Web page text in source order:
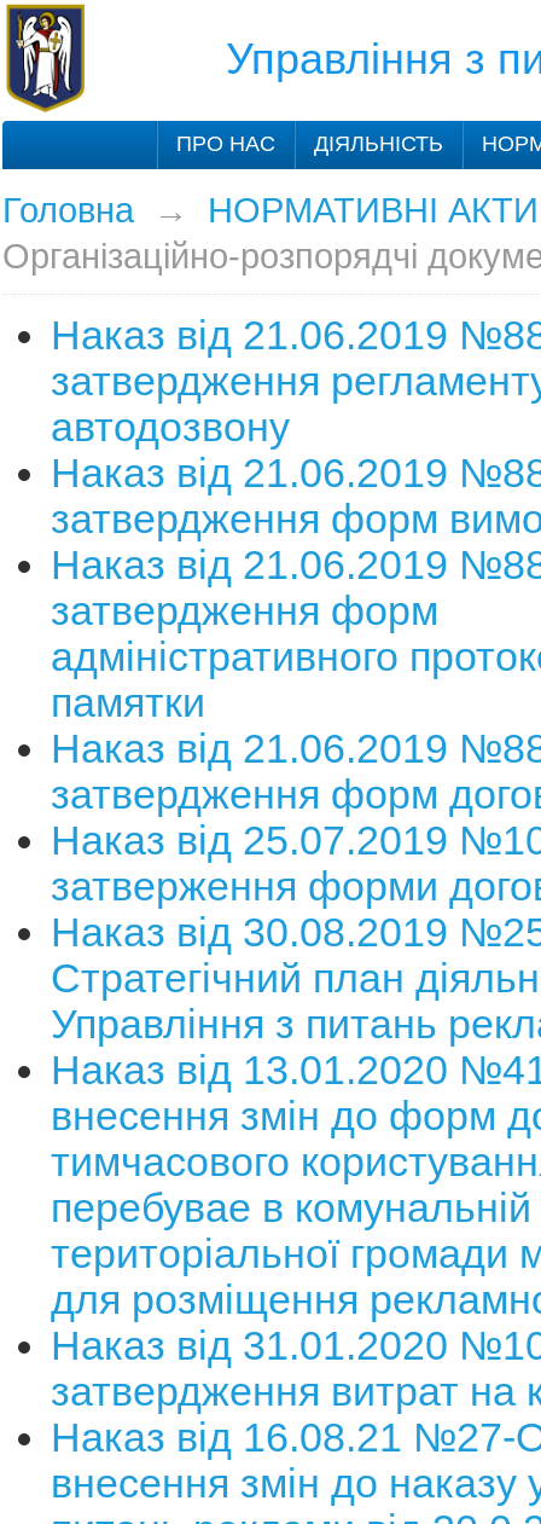
Управління з
ПРО НАС ДІЯЛЬНІСТЬ
Головна→ НОРМАТИВНІ АКТИ
Організаційно-розпорядчі
Наказ від 21.06.2019
затвердження
автодозвону
Наказ від 21.06.2019
затвердження форм
Наказ від 21.06.2019
затвердження форм
адміністративного
памятки
Наказ від 21.06.2019
затвердження форм
Наказ від 25.07.2019
затверження форми
Наказ від 30.08.2019
Стратегічний план
Управління з питань
Наказ від 13.01.2020
внесення змін до форм
тимчасового
перебувае в комунальній
територіальної громади
для розміщення
Наказ від 31.01.2020
затвердження витрат на
Наказ від 16.08.21 №27-
внесення змін до наказу